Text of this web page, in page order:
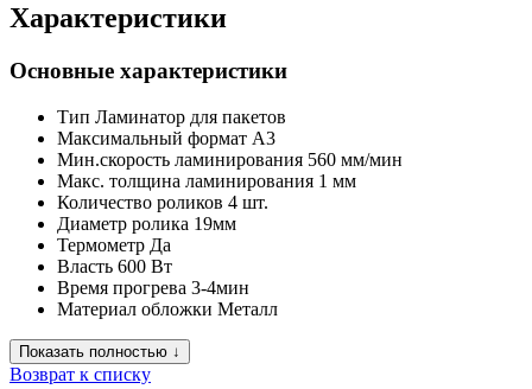
Характеристики
Основные характеристики
Тип Ламинатор для пакетов
Максимальный формат A3
Мин.скорость ламинирования 560 мм/мин
Макс. толщина ламинирования 1 мм
Количество роликов 4 шт.
Диаметр ролика 19мм
Термометр Да
Власть 600 Вт
Время прогрева 3-4мин
Материал обложки Металл
Показать полностью ↓
Возврат к списку